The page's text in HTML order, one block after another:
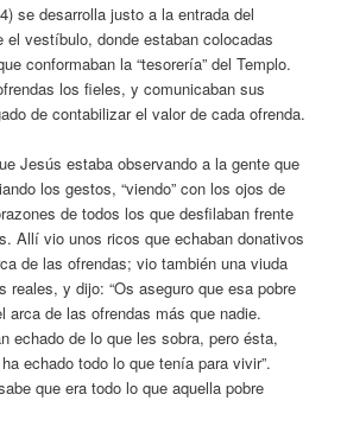
se desarrolla justo a la entrada del
el vestíbulo, donde estaban colocadas
conformaban la “tesorería” del Templo.
los fieles, y comunicaban sus
de contabilizar el valor de cada ofrenda.
Jesús estaba observando a la gente que
los gestos, “viendo” con los ojos de
de todos los que desfilaban frente
Allí vio unos ricos que echaban donativos
de las ofrendas; vio también una viuda
reales, y dijo: “Os aseguro que esa pobre
arca de las ofrendas más que nadie.
echado de lo que les sobra, pero ésta,
echado todo lo que tenía para vivir”.
que era todo lo que aquella pobre